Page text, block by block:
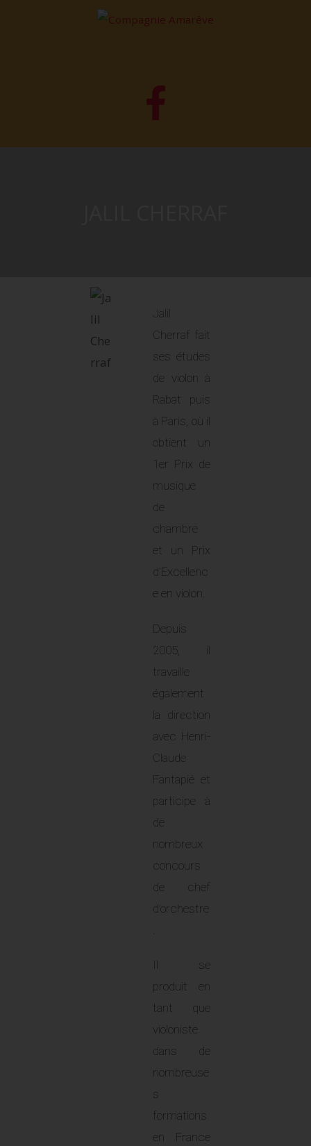
Jalil
Cherraf fait
ses études
de violon à
Rabat puis
à Paris, où il
obtient un
1er Prix de
musique
de
chambre
et un Prix
d’Excellenc
e en violon.
Depuis
2005, il
travaille
également
la direction
avec Henri-
Claude
Fantapié et
participe à
de
nombreux
concours
de chef
d’orchestre
Il se
produit en
tant que
violoniste
dans de
nombreuse
s
formations
en France